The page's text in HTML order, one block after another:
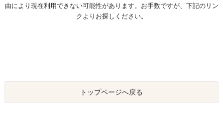
由により現在利用できない可能性があります。お手数ですが、下記のリン
クよりお探しください。
トップページへ戻る